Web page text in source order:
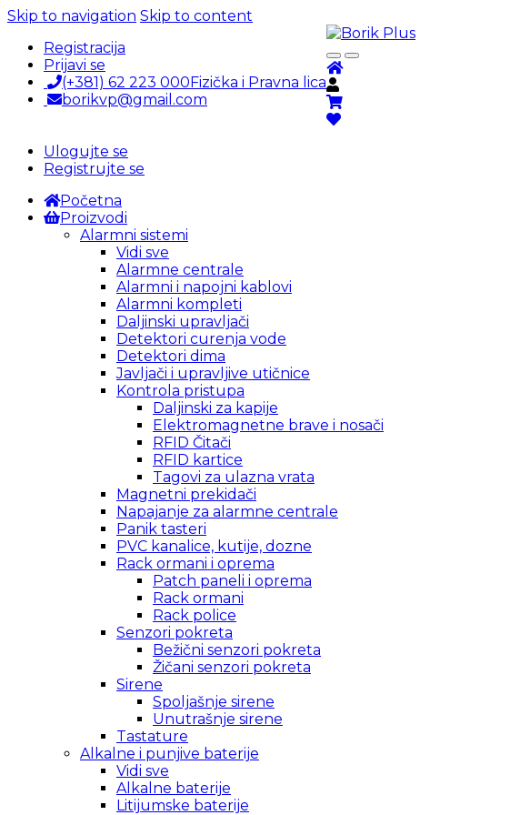
Skip to navigation Skip to content
Registracija
Prijavi se
(+381) 62 223 000Fizička i Pravna lica
borikvp@gmail.com
Ulogujte se
Registrujte se
Početna
Proizvodi
Alarmni sistemi
Vidi sve
Alarmne centrale
Alarmni i napojni kablovi
Alarmni kompleti
Daljinski upravljači
Detektori curenja vode
Detektori dima
Javljači i upravljive utičnice
Kontrola pristupa
Daljinski za kapije
Elektromagnetne brave i nosači
RFID Čitači
RFID kartice
Tagovi za ulazna vrata
Magnetni prekidači
Napajanje za alarmne centrale
Panik tasteri
PVC kanalice, kutije, dozne
Rack ormani i oprema
Patch paneli i oprema
Rack ormani
Rack police
Senzori pokreta
Bežični senzori pokreta
Žičani senzori pokreta
Sirene
Spoljašnje sirene
Unutrašnje sirene
Tastature
Alkalne i punjive baterije
Vidi sve
Alkalne baterije
Litijumske baterije